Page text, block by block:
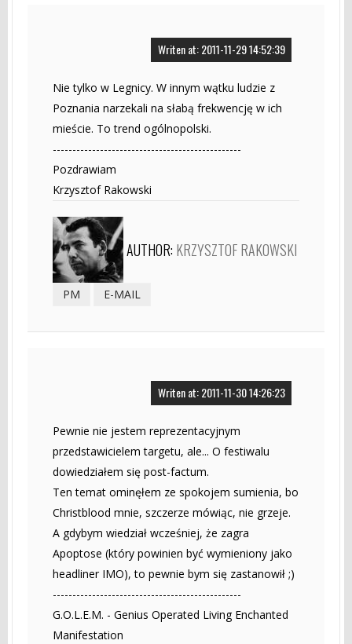
Writen at: 2011-11-29 14:52:39
Nie tylko w Legnicy. W innym wątku ludzie z
Poznania narzekali na słabą frekwencję w ich
mieście. To trend ogólnopolski.
------------------------------------------------
Pozdrawiam
Krzysztof Rakowski
AUTHOR: KRZYSZTOF RAKOWSKI
PM E-MAIL
Writen at: 2011-11-30 14:26:23
Pewnie nie jestem reprezentacyjnym
przedstawicielem targetu, ale... O festiwalu
dowiedziałem się post-factum.
Ten temat ominęłem ze spokojem sumienia, bo
Christblood mnie, szczerze mówiąc, nie grzeje.
A gdybym wiedział wcześniej, że zagra
Apoptose (który powinien być wymieniony jako
headliner IMO), to pewnie bym się zastanowił ;)
------------------------------------------------
G.O.L.E.M. - Genius Operated Living Enchanted
Manifestation